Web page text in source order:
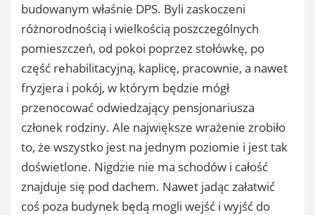
budowanym właśnie DPS. Byli zaskoczeni
różnorodnością i wielkością poszczególnych
pomieszczeń, od pokoi poprzez stołówkę, po
część rehabilitacyjną, kaplicę, pracownie, a nawet
fryzjera i pokój, w którym będzie mógł
przenocować odwiedzający pensjonariusza
członek rodziny. Ale największe wrażenie zrobiło
to, że wszystko jest na jednym poziomie i jest tak
doświetlone. Nigdzie nie ma schodów i całość
znajduje się pod dachem. Nawet jadąc załatwić
coś poza budynek będą mogli wejść i wyjść do